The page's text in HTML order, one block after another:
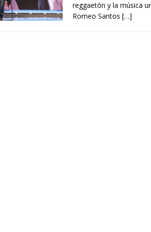
reggaetón y la música
Romeo Santos […]